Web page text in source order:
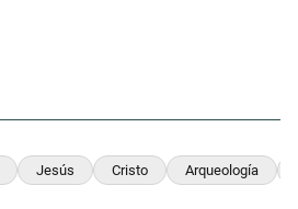
Jesús Cristo Arqueología